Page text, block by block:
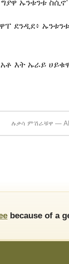
ኡንቱንቱ ስሲኖ’
ደንዲደ፥
እት ኡራይ
ሉቃሳ ምሽራቹዋ — All
because of a